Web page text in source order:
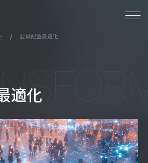
要員配置最適化
適化